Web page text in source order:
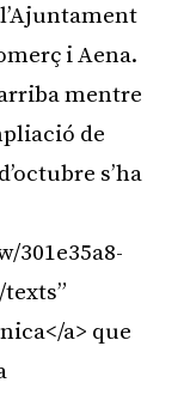
i Aena.
mentre
de
s’ha
301e35a8-
texts”
a> que